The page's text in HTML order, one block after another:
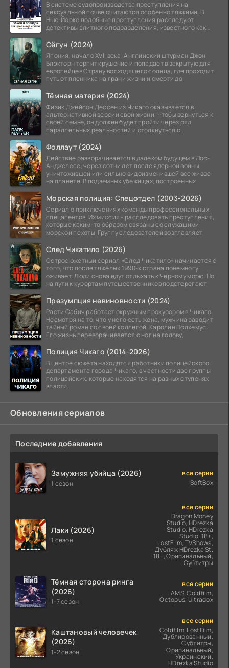
В системе судопроизводства преступления на
сексуальной почве считаются особенно тяжкими. В
Нью-Йорке подобные преступления расследуют
детективы элитного подразделения, известного как
Сёгун (2024)
Япония, начало XVII века. Английский штурман Джон
Блэкторн терпит крушение и попадает в закрытую для
европейцев Страну восходящего солнца, где проходит
путь от пленника на грани жизни и смерти до
Тёмная материя (2024)
Физик Джейсон Дессен из Чикаго оказывается в
альтернативной версии свой жизни. Чтобы вернуться к
своей семье, он должен будет пройти через ряд
параллельных реальностей и столкнуться с
Фоллаут (2024)
Действие разворачивается в далеком будущем в Лос-
Анджелесе, через сотни лет после ядерной войны,
уничтожившей или сильно видоизменившей все живое
на планете. В подземных убежищах, построенных
Морская полиция: Спецотдел (2003-2026)
Сериал о приключениях команды профессиональных
спецагентов. Их миссия - расследовать преступления,
которые каким-то образом связаны со служащими
морской пехоты. Группу следователей возглавляет
След Чикатило (2026)
Остросюжетный сериал «След Чикатило» начинается с
того, что после тяжёлых 1990-х страна понемногу
оживает. Люди снова едут отдыхать к Чёрному морю. Но
на пути к курортам путешественников подстерегают
Презумпция невиновности (2024)
Расти Сабич работает окружным прокурором в Чикаго.
Несмотря на то, что у него есть жена, мужчина заводит
тайный роман со своей коллегой, Каролин Полхемус.
Его жизнь переворачивается с ног на голову,
Полиция Чикаго (2014-2026)
В центре сюжета находятся работники полицейского
департамента города Чикаго, в частности две группы
полицейских, которые находятся на разных ступенях
власти.
Обновления сериалов
Последние добавления
Замужняя убийца (2026)
1 сезон
все серии
SoftBox
Лаки (2026)
1 сезон
все серии
Dragon Money
Studio, HDrezka
Studio, HDrezka
Studio. 18+,
LostFilm, TVShows,
Дубляж HDrezka St.
18+, Оригинальный,
Субтитры
Тёмная сторона ринга
(2026)
1-7 сезон
все серии
AMS, Coldfilm,
Octopus, Ultradox
Каштановый человечек
(2026)
1-2 сезон
все серии
Coldfilm, LostFilm,
Дублированный,
Субтитры,
Оригинальный,
Украинский,
HDrezka Studio